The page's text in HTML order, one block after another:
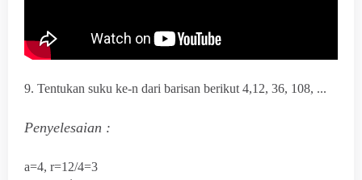
9. Tentukan suku ke-n dari barisan berikut 4,12, 36, 108, ...
Penyelesaian :
a=4, r=12/4=3